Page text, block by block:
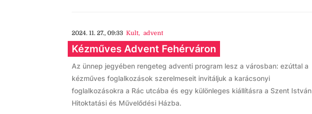
2024. 11. 27., 09:33 Kult, advent
Kézműves Advent Fehérváron
Az ünnep jegyében rengeteg adventi program lesz a városban: ezúttal a
kézműves foglalkozások szerelmeseit invitáljuk a karácsonyi
foglalkozásokra a Rác utcába és egy különleges kiállításra a Szent István
Hitoktatási és Művelődési Házba.